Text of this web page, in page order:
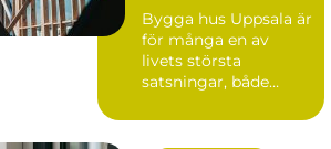
Bygga hus Uppsala är
för många en av
livets största
satsningar, både